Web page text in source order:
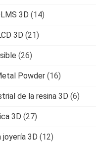
3D (14)
3D (21)
(26)
Powder (16)
de la resina 3D (6)
3D (27)
joyería 3D (12)